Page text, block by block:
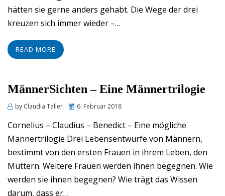
hätten sie gerne anders gehabt. Die Wege der drei
kreuzen sich immer wieder –…
READ MORE
MännerSichten – Eine Männertrilogie
by Claudia Taller
Posted
6. Februar 2018
Cornelius – Claudius – Benedict – Eine mögliche
Männertrilogie Drei Lebensentwürfe von Männern,
bestimmt von den ersten Frauen in ihrem Leben, den
Müttern. Weitere Frauen werden ihnen begegnen. Wie
werden sie ihnen begegnen? Wie trägt das Wissen
darum, dass er…